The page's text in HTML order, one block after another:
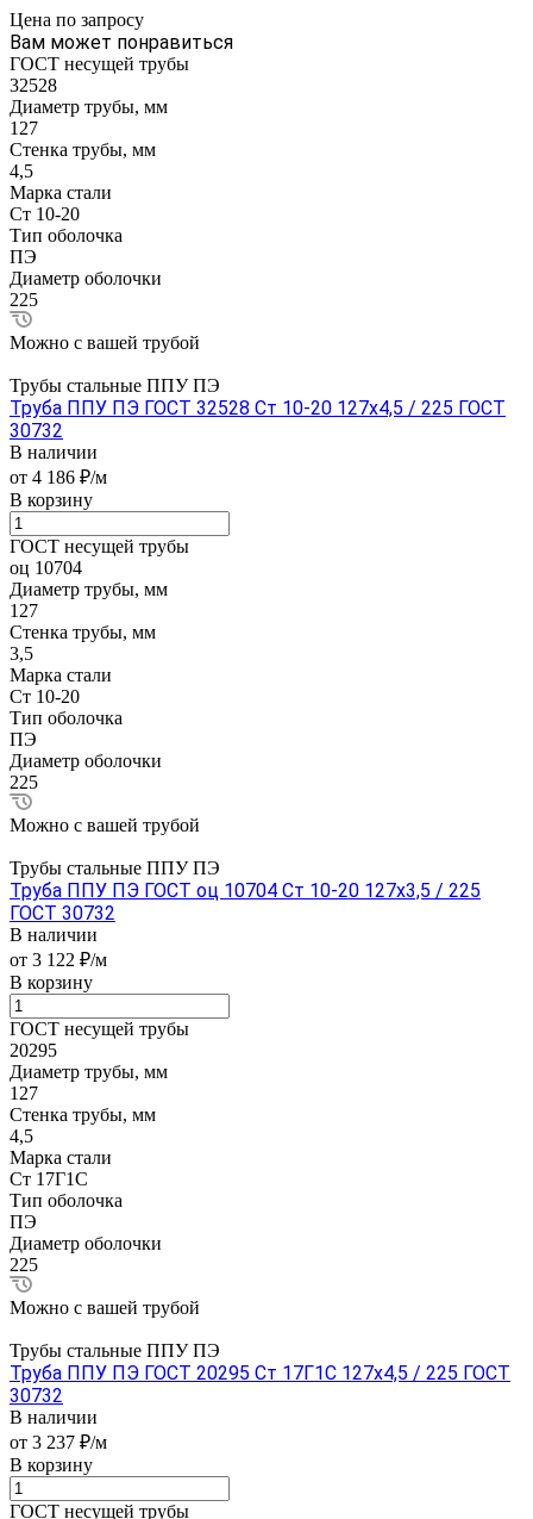
Цена по запросу
Вам может понравиться
ГОСТ несущей трубы
32528
Диаметр трубы, мм
127
Стенка трубы, мм
4,5
Марка стали
Ст 10-20
Тип оболочка
ПЭ
Диаметр оболочки
225
Можно с вашей трубой
Трубы стальные ППУ ПЭ
Труба ППУ ПЭ ГОСТ 32528 Ст 10-20 127x4,5 / 225 ГОСТ
30732
В наличии
от 4 186 ₽/м
В корзину
ГОСТ несущей трубы
оц 10704
Диаметр трубы, мм
127
Стенка трубы, мм
3,5
Марка стали
Ст 10-20
Тип оболочка
ПЭ
Диаметр оболочки
225
Можно с вашей трубой
Трубы стальные ППУ ПЭ
Труба ППУ ПЭ ГОСТ оц 10704 Ст 10-20 127x3,5 / 225
ГОСТ 30732
В наличии
от 3 122 ₽/м
В корзину
ГОСТ несущей трубы
20295
Диаметр трубы, мм
127
Стенка трубы, мм
4,5
Марка стали
Ст 17Г1С
Тип оболочка
ПЭ
Диаметр оболочки
225
Можно с вашей трубой
Трубы стальные ППУ ПЭ
Труба ППУ ПЭ ГОСТ 20295 Ст 17Г1С 127x4,5 / 225 ГОСТ
30732
В наличии
от 3 237 ₽/м
В корзину
ГОСТ несущей трубы